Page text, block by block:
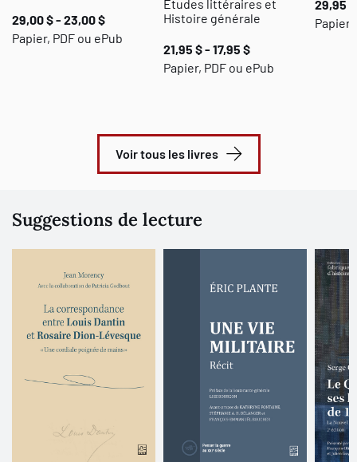
29,00 $ - 23,00 $
Papier, PDF ou ePub
Études littéraires et
Histoire générale
21,95 $ - 17,95 $
Papier, PDF ou ePub
29,95
Papier
Voir tous les livres
Suggestions de lecture